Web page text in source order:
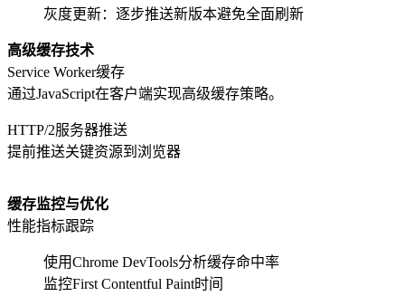
灰度更新：逐步推送新版本避免全面刷新
高级缓存技术
Service Worker缓存
通过JavaScript在客户端实现高级缓存策略。
HTTP/2服务器推送
提前推送关键资源到浏览器
缓存监控与优化
性能指标跟踪
使用Chrome DevTools分析缓存命中率
监控First Contentful Paint时间